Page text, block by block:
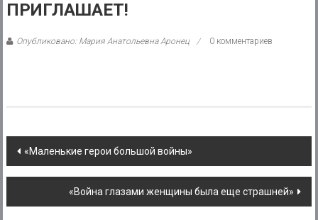
учреждение
ПРИГЛАШАЕТ!
Опубликовано: Мария Анатольевна Аронец 0 комментариев
Post
navigation
«Маленькие герои большой войны»
«Война глазами женщины была еще страшней»